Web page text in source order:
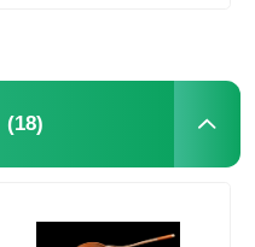
(18)